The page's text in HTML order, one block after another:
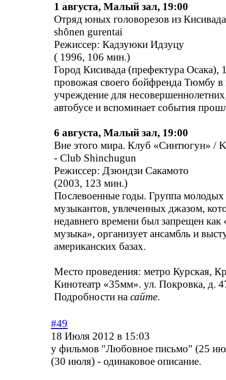
1 августа, Малый зал, 19:00
Отряд юных головорезов из
shônen gurentai
Режиссер: Кадзуюки Идзуцу
( 1996, 106 мин.)
Город Кисивада (префектура Осака),
провожая своего бойфренда Тюмбу в
учреждение для
автобусе и вспоминает события
6 августа, Малый зал, 19:00
Вне этого мира. Клуб «Синтюгун» /
- Club Shinchugun
Режиссер: Дзюндзи Сакамото
(2003, 123 мин.)
Послевоенные годы. Группа молодых
музыкантов, увлеченных джазом,
недавнего времени был запрещен как
музыка», организует ансамбль и
американских базах.
Место проведения: метро Курская,
Кинотеатр «35мм». ул. Покровка, д.
Подробности на сайте.
#49
18 Июля 2012 в 15:03
у фильмов "Любовное письмо" (25
(30 июля) - одинаковое описание.